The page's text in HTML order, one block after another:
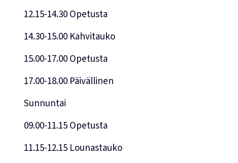
12.15-14.30 Opetusta
14.30-15.00 Kahvitauko
15.00-17.00 Opetusta
17.00-18.00 Päivällinen
Sunnuntai
09.00-11.15 Opetusta
11.15-12.15 Lounastauko